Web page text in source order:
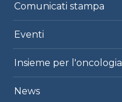
Comunicati stampa
Eventi
Insieme per l'oncologia
News